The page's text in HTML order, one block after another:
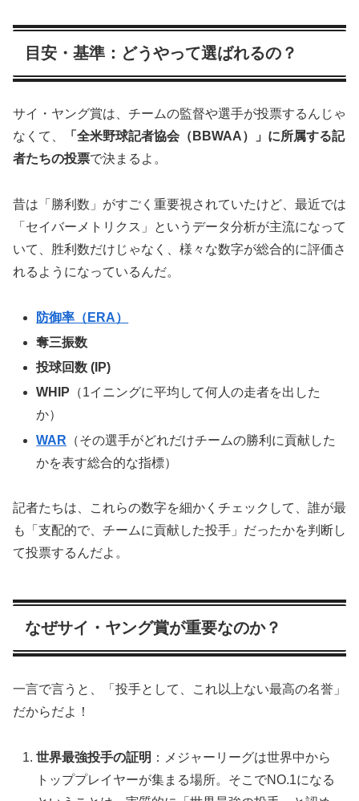
目安・基準：どうやって選ばれるの？
サイ・ヤング賞は、チームの監督や選手が投票するんじゃ
なくて、
「全米野球記者協会（BBWAA）」に所属する記
者たちの投票で決まるよ。
昔は「勝利数」がすごく重要視されていたけど、最近では
「セイバーメトリクス」というデータ分析が主流になって
いて、胜利数だけじゃなく、様々な数字が総合的に評価さ
れるようになっているんだ。
防御率（ERA）
奪三振数
投球回数 (IP)
WHIP （1イニングに平均して何人の走者を出した
か）
WAR （その選手がどれだけチームの勝利に貢献した
かを表す総合的な指標）
記者たちは、これらの数字を細かくチェックして、誰が最
も「支配的で、チームに貢献した投手」だったかを判断し
て投票するんだよ。
なぜサイ・ヤング賞が重要なのか？
一言で言うと、「投手として、これ以上ない最高の名誉」
だからだよ！
世界最強投手の証明 ：メジャーリーグは世界中から
トッププレイヤーが集まる場所。そこでNO.1になる